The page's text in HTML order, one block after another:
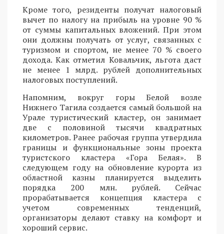
Кроме того, резиденты получат налоговый
вычет по налогу на прибыль на уровне 90 %
от суммы капитальных вложений. При этом
они должны получать от услуг, связанных с
туризмом и спортом, не менее 70 % своего
дохода. Как отметил Ковальчик, льгота даст
не менее 1 млрд. рублей дополнительных
налоговых поступлений.
Напомним, вокруг горы Белой возле
Нижнего Тагиласоздается самый большой на
Урале туристический кластер, он занимает
две с половиной тысячи квадратных
километров. Ранее рабочая группа утвердила
границы и функциональные зоны проекта
туристского кластера «Гора Белая». В
следующем году на обновление курорта из
областной казны планируется выделить
порядка 200 млн. рублей. Сейчас
прорабатывается концепция кластера с
учетом современных тенденций,
организаторы делают ставку на комфорт и
хороший сервис.